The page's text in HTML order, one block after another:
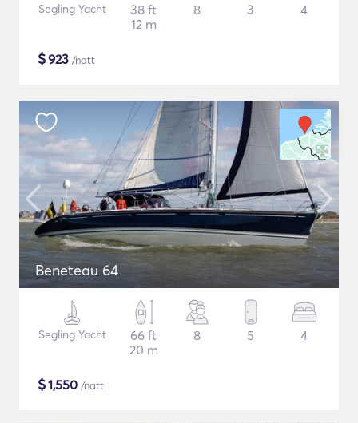
Segling Yacht
38 ft
12 m
8 3 4
$923 /natt
Beneteau 64
Segling Yacht
66 ft
20 m
8 5 4
$1,550 /natt